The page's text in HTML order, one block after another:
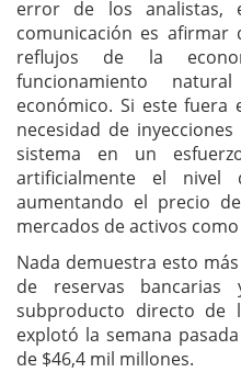
error de los analistas,
comunicación es
reflujos de la
funcionamiento
económico. Si este fuera
necesidad de
sistema en un
artificialmente el
aumentando el precio
mercados de activos
Nada demuestra esto
de reservas
subproducto directo de
explotó la semana
de $46,4 mil millones.